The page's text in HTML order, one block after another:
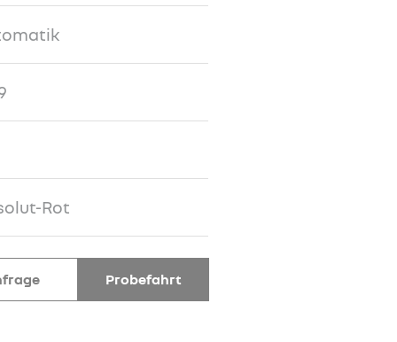
Rot
Probefahrt